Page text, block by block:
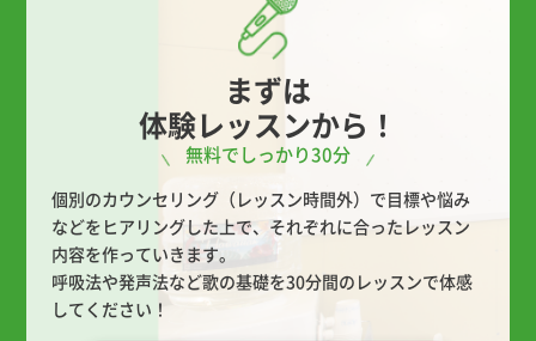
まずは
体験レッスンから！
無料でしっかり30分
個別のカウンセリング（レッスン時間外）で目標や悩み
などをヒアリングした上で、 それぞれに合ったレッスン
内容を作っていきます。
呼吸法や発声法など歌の基礎を30分間のレッスンで体感
してください！